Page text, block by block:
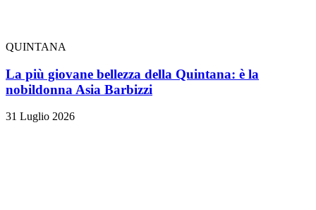
QUINTANA
La più giovane bellezza della Quintana: è la
nobildonna Asia Barbizzi
31 Luglio 2026